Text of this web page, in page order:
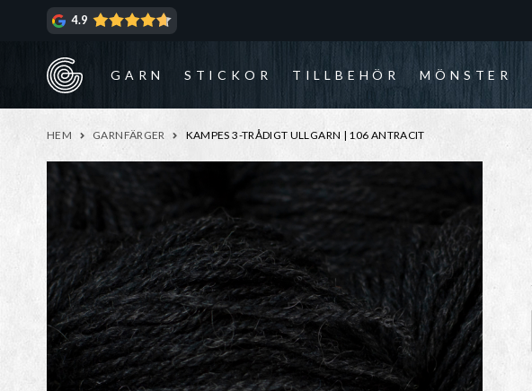
4.9
GARN STICKOR TILLBEHÖR MÖNSTER
HEM GARNFÄRGER KAMPES 3-TRÅDIGT ULLGARN | 106 ANTRACIT